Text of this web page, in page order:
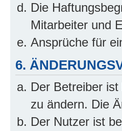
Die
Mitarbeiter und
Ansprüche für
6.
Der Betreiber
zu ändern. Die
Der Nutzer ist